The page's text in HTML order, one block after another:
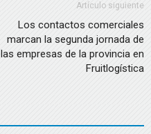
Artículo siguiente
Los contactos comerciales
marcan la segunda jornada de
las empresas de la provincia en
Fruitlogística